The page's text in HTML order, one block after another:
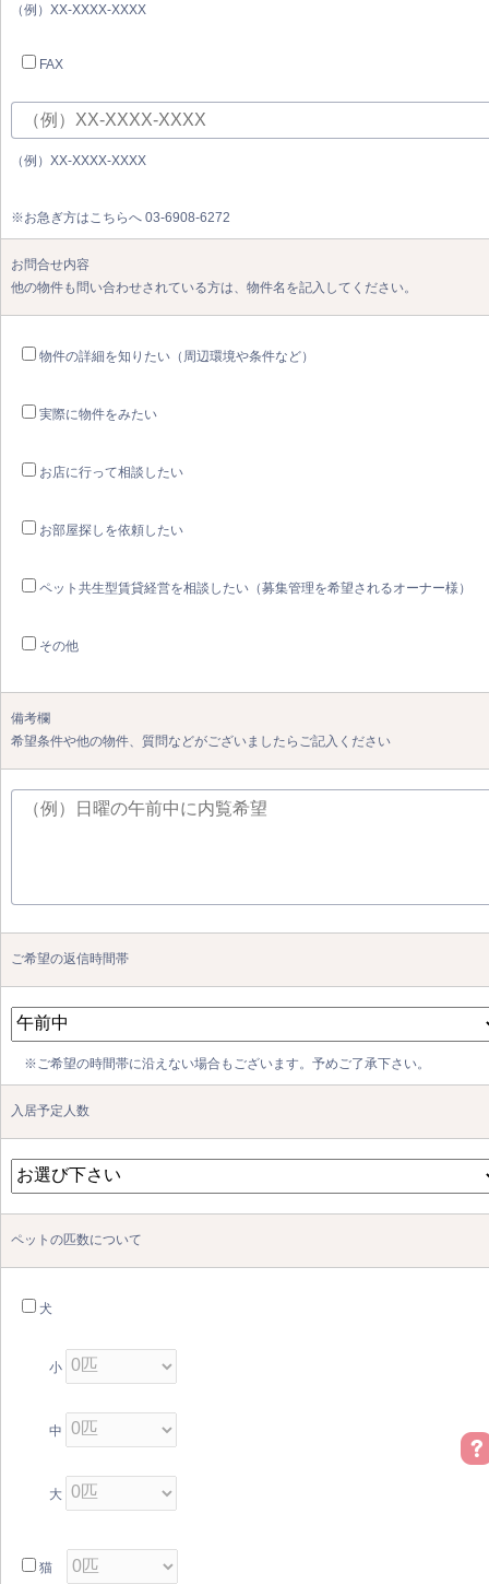
（例）XX-XXXX-XXXX
FAX
（例）XX-XXXX-XXXX
※お急ぎ方はこちらへ 03-6908-6272
お問合せ内容
他の物件も問い合わせされている方は、物件名を記入してください。
物件の詳細を知りたい（周辺環境や条件など）
実際に物件をみたい
お店に行って相談したい
お部屋探しを依頼したい
ペット共生型賃貸経営を相談したい（募集管理を希望されるオーナー様）
その他
備考欄
希望条件や他の物件、質問などがございましたらご記入ください
ご希望の返信時間帯
※ご希望の時間帯に沿えない場合もございます。予めご了承下さい。
入居予定人数
ペットの匹数について
犬
小
中
大
猫